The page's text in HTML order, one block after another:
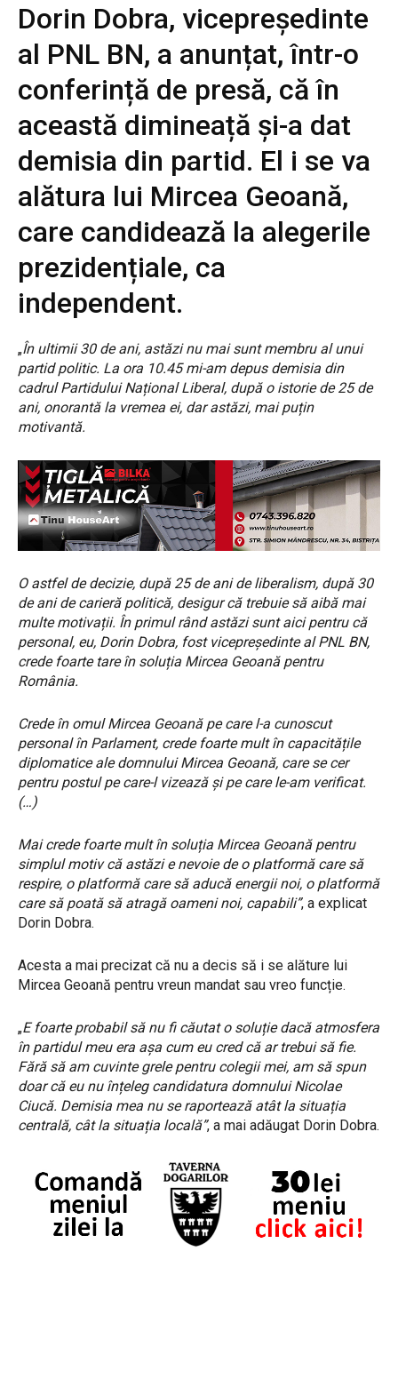
Dorin Dobra, vicepreședinte
al PNL BN, a anunțat, într-o
conferință de presă, că în
această dimineață și-a dat
demisia din partid. El i se va
alătura lui Mircea Geoană,
care candidează la alegerile
prezidențiale, ca
independent.
„În ultimii 30 de ani, astăzi nu mai sunt membru al unui
partid politic. La ora 10.45 mi-am depus demisia din
cadrul Partidului Național Liberal, după o istorie de 25 de
ani, onorantă la vremea ei, dar astăzi, mai puțin
motivantă.
O astfel de decizie, după 25 de ani de liberalism, după 30
de ani de carieră politică, desigur că trebuie să aibă mai
multe motivații. În primul rând astăzi sunt aici pentru că
personal, eu, Dorin Dobra, fost vicepreședinte al PNL BN,
crede foarte tare în soluția Mircea Geoană pentru
România.
Crede în omul Mircea Geoană pe care l-a cunoscut
personal în Parlament, crede foarte mult în capacitățile
diplomatice ale domnului Mircea Geoană, care se cer
pentru postul pe care-l vizează și pe care le-am verificat.
(…)
Mai crede foarte mult în soluția Mircea Geoană pentru
simplul motiv că astăzi e nevoie de o platformă care să
respire, o platformă care să aducă energii noi, o platformă
care să poată să atragă oameni noi, capabili”, a explicat
Dorin Dobra.
Acesta a mai precizat că nu a decis să i se alăture lui
Mircea Geoană pentru vreun mandat sau vreo funcție.
„E foarte probabil să nu fi căutat o soluție dacă atmosfera
în partidul meu era așa cum eu cred că ar trebui să fie.
Fără să am cuvinte grele pentru colegii mei, am să spun
doar că eu nu înțeleg candidatura domnului Nicolae
Ciucă. Demisia mea nu se raportează atât la situația
centrală, cât la situația locală”, a mai adăugat Dorin Dobra.